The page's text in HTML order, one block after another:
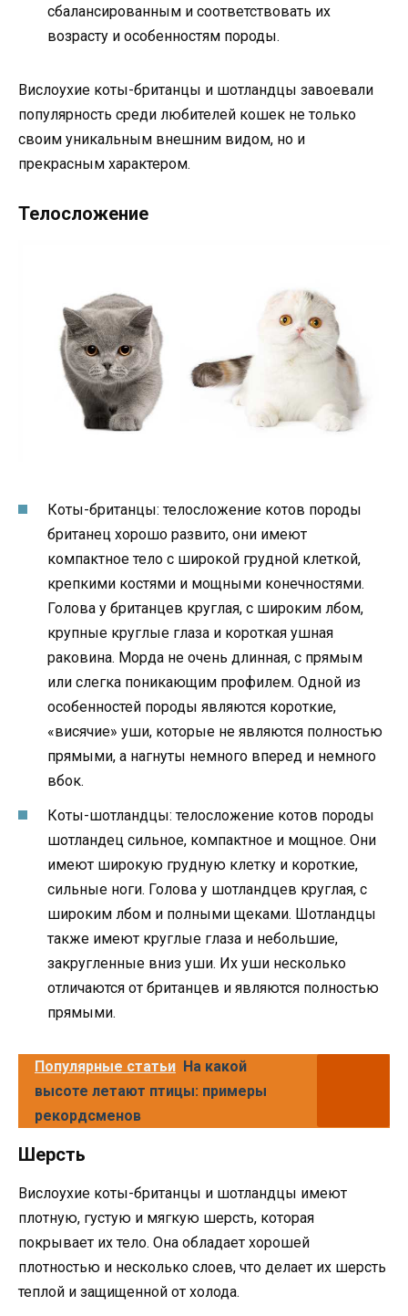
сбалансированным и соответствовать их
возрасту и особенностям породы.
Вислоухие коты-британцы и шотландцы завоевали
популярность среди любителей кошек не только
своим уникальным внешним видом, но и
прекрасным характером.
Телосложение
Коты-британцы: телосложение котов породы
британец хорошо развито, они имеют
компактное тело с широкой грудной клеткой,
крепкими костями и мощными конечностями.
Голова у британцев круглая, с широким лбом,
крупные круглые глаза и короткая ушная
раковина. Морда не очень длинная, с прямым
или слегка поникающим профилем. Одной из
особенностей породы являются короткие,
«висячие» уши, которые не являются полностью
прямыми, а нагнуты немного вперед и немного
вбок.
Коты-шотландцы: телосложение котов породы
шотландец сильное, компактное и мощное. Они
имеют широкую грудную клетку и короткие,
сильные ноги. Голова у шотландцев круглая, с
широким лбом и полными щеками. Шотландцы
также имеют круглые глаза и небольшие,
закругленные вниз уши. Их уши несколько
отличаются от британцев и являются полностью
прямыми.
Популярные статьи На какой
высоте летают птицы: примеры
рекордсменов
Шерсть
Вислоухие коты-британцы и шотландцы имеют
плотную, густую и мягкую шерсть, которая
покрывает их тело. Она обладает хорошей
плотностью и несколько слоев, что делает их шерсть
теплой и защищенной от холода.